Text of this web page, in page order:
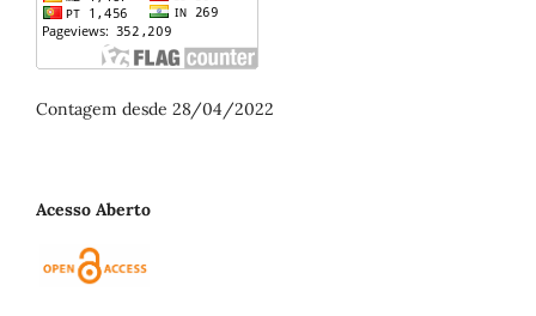
Contagem desde 28/04/2022
Acesso Aberto